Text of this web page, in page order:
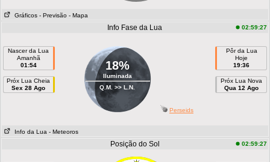
Gráficos - Previsão - Mapa
Info Fase da Lua 02:59:27
Nascer da Lua
Amanhã
01:54
Próx Lua Cheia
Sex 28 Ago
18%
Iluminada
Q.M. >> L.N.
Pôr da Lua
Hoje
19:36
Próx Lua Nova
Qua 12 Ago
Perseids
Info da Lua - Meteoros
Posição do Sol 02:59:27